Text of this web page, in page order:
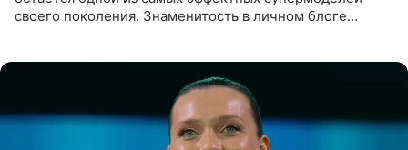
своего поколения. Знаменитость в личном блоге